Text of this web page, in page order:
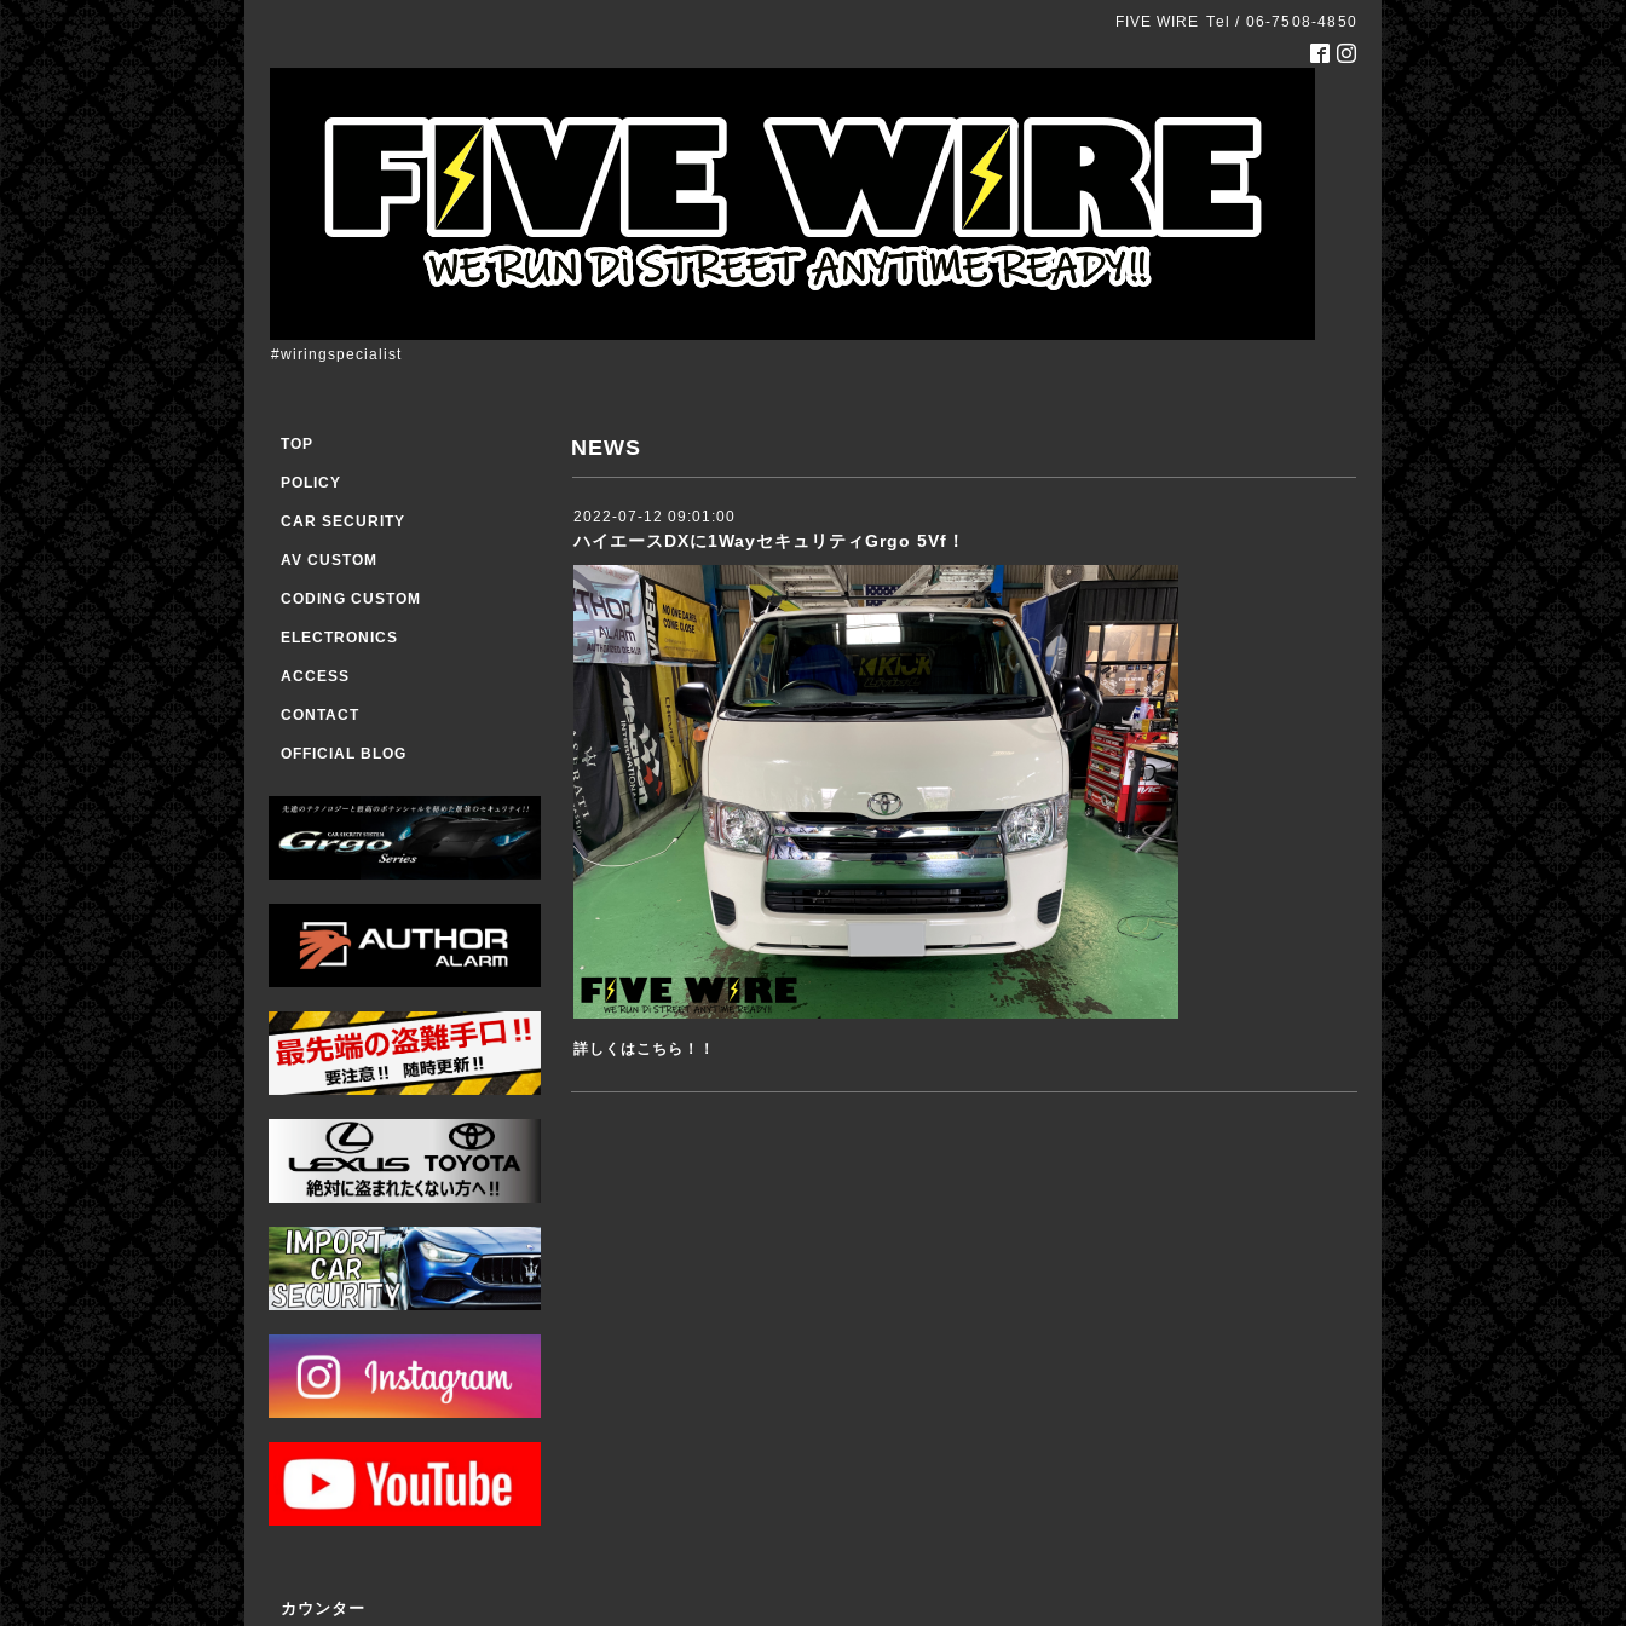
FIVE WIRE Tel / 06-7508-4850
#wiringspecialist
NEWS
2022-07-12 09:01:00
ハイエースDXに1WayセキュリティGrgo 5Vf！
詳しくはこちら！！
TOP
POLICY
CAR SECURITY
AV CUSTOM
CODING CUSTOM
ELECTRONICS
ACCESS
CONTACT
OFFICIAL BLOG
カウンター